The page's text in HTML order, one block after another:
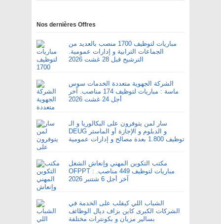
Nos dernières Offres
مباريات لتوظيف 1700 منصب بالعديد من
الجماعات الترابية و إدارات عمومية.
الترشيح قبل 28 غشت 2026
الشركة الجهوية متعددة الخدمات سوس
ماسة : مباريات لتوظيف 174 مناصب. آخر
أجل 24 غشت 2026
سار لمن يتوفرون على البكالوريا و الـ
DEUG و الدبلوم و الإجازة أو الماستر
توظيف 1.800 بعدة مصالح و إدارات عمومية
مكتب التكوين المهني وإنعاش الشغل
OFPPT : مباريات لتوظيف 449 مناصب.
آخر أجل 6 شتنبر 2026
الشباب اللي كيقلب على الخدمة في
الشركات الكبرى كاين بزاف ديال الوظائف
بسالير مزيان و بكونترات مختلفة